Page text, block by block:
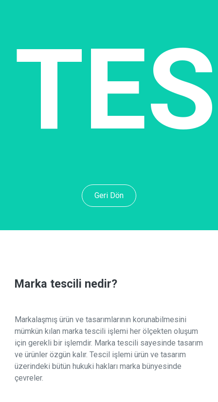
Geri Dön
Marka tescili nedir?
Markalaşmış ürün ve tasarımlarının korunabilmesini
mümkün kılan marka tescili işlemi her ölçekten oluşum
için gerekli bir işlemdir. Marka tescili sayesinde tasarım
ve ürünler özgün kalır. Tescil işlemi ürün ve tasarım
üzerindeki bütün hukuki hakları marka bünyesinde
çevreler.